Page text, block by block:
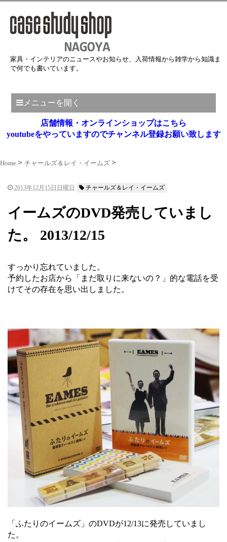
家具・インテリアのニュースやお知らせ、入荷情報から雑学から知識ま
で何でも書いています。
メニューを開く
店舗情報・オンラインショップはこちら
youtubeをやっていますのでチャンネル登録お願い致します
Home チャールズ＆レイ・イームズ
2013年12月15日日曜日 チャールズ＆レイ・イームズ
イームズのDVD発売していまし
た。 2013/12/15
すっかり忘れていました。
予約したお店から「まだ取りに来ないの？」的な電話を受
けてその存在を思い出しました。
「ふたりのイームズ」のDVDが12/13に発売していまし
た。